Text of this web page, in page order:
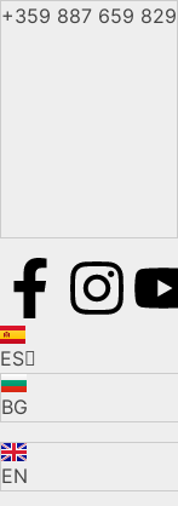
+359 887 659 829
ES
BG
EN